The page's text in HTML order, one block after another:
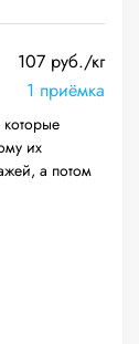
107 руб./кг
1 приёмка
их
а потом